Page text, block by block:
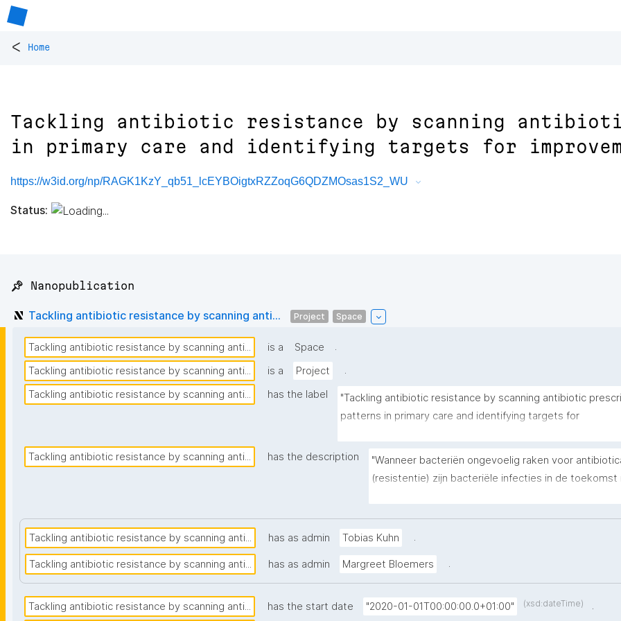
< Home
Tackling antibiotic resistance by scanning
in primary care and identifying targets for
https://w3id.org/np/RAGK1KzY_qb51_lcEYBOigtxRZZoqG6QDZMOsas1S2_WU
Status:
📌 Nanopublication
Tackling antibiotic resistance by scanning anti... Project Space
Tackling antibiotic resistance by scanning anti... is a Space
.
Tackling antibiotic resistance by scanning anti...
is a Project
.
Tackling antibiotic resistance by scanning anti...
has the label
"Tackling antibiotic resistance by scanning antibiotic
patterns in primary care and identifying targets for
Tackling antibiotic resistance by scanning anti... has the description
"Wanneer bacteriën ongevoelig raken voor
(resistentie) zijn bacteriële infecties in de toekomst
te bestrijden. Deze moeilijke bestrijding kan
Nederlandse huisartsen schrijven relatief weinig
Nederland ruimte voor verbetering."
Tackling antibiotic resistance by scanning anti... has as admin Tobias Kuhn .
Tackling antibiotic resistance by scanning anti... has as admin Margreet Bloemers .
Tackling antibiotic resistance by scanning anti... has the start date "2020-01-01T00:00:00.0+01:00" (xsd:dateTime) .